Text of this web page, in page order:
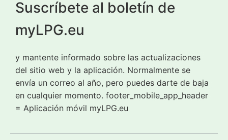
Suscríbete al boletín de
myLPG.eu
y mantente informado sobre las actualizaciones
del sitio web y la aplicación. Normalmente se
envía un correo al año, pero puedes darte de baja
en cualquier momento. footer_mobile_app_header
= Aplicación móvil myLPG.eu